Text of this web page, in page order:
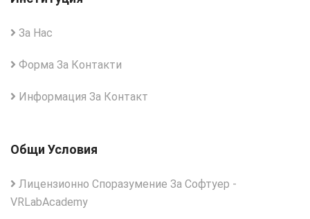
За Нас
Форма За Контакти
Информация За Контакт
Общи Условия
Лицензионно Споразумение За Софтуер -
VRLabAcademy